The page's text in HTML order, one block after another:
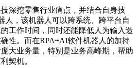
深挖零售行业痛点，并结合自身技
人，该机器人可以跨系统、跨平台自
工作时间，同时还能降低人为输入造
性。而在RPA+AI软件机器人的加持
大业务量，特别是业务高峰期，帮助
契机。